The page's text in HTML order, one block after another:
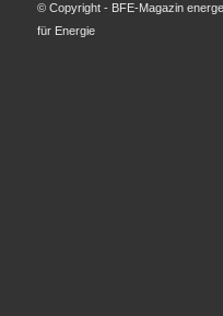
© Copyright - BFE-Magazin
für Energie